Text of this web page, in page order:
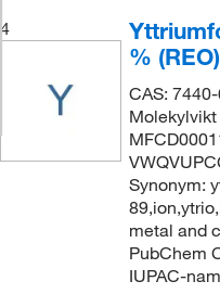
4
% (REO)
CAS:
Synonym:
metal and
PubChem
IUPAC-